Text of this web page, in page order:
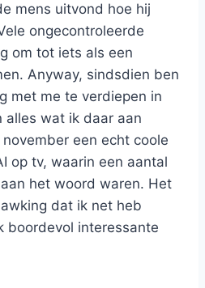
mens uitvond hoe hij
ongecontroleerde
om tot iets als een
Anyway, sindsdien ben
met me te verdiepen in
alles wat ik daar aan
een echt coole
op tv, waarin een aantal
het woord waren. Het
dat ik net heb
boordevol interessante